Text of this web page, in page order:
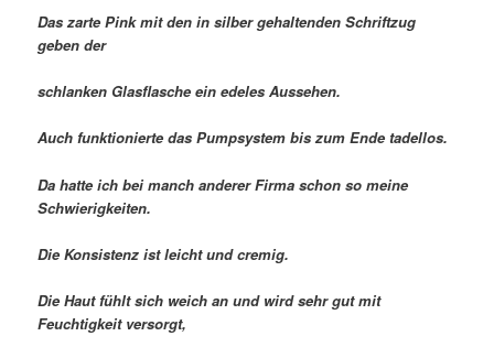
Das zarte Pink mit den in silber gehaltenden Schriftzug
geben der
schlanken Glasflasche ein edeles Aussehen.
Auch funktionierte das Pumpsystem bis zum Ende tadellos.
Da hatte ich bei manch anderer Firma schon so meine
Schwierigkeiten.
Die Konsistenz ist leicht und cremig.
Die Haut fühlt sich weich an und wird sehr gut mit
Feuchtigkeit versorgt,